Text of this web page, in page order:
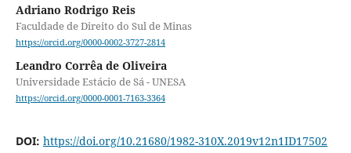
Adriano Rodrigo Reis
Faculdade de Direito do Sul de Minas
https://orcid.org/0000-0002-3727-2814
Leandro Corrêa de Oliveira
Universidade Estácio de Sá - UNESA
https://orcid.org/0000-0001-7163-3364
DOI: https://doi.org/10.21680/1982-310X.2019v12n1ID17502